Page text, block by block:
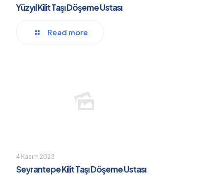
Yüzyıl Kilit Taşı Döşeme Ustası
Read more
4 Kasım 2023
Seyrantepe Kilit Taşı Döşeme Ustası